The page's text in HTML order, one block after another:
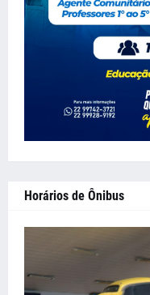
Horários de Ônibus